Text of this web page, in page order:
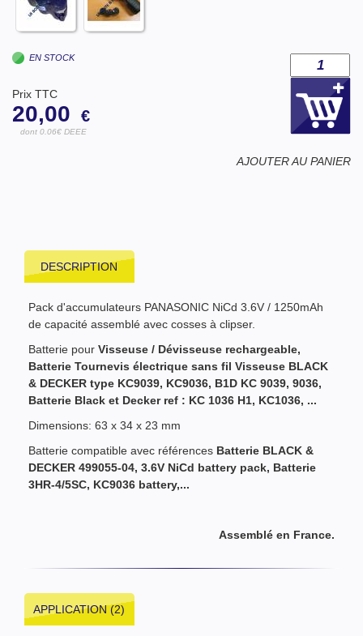
EN STOCK
Prix TTC
20,00 €
dont 0.06€ DEEE
AJOUTER AU PANIER
DESCRIPTION
Pack d'accumulateurs PANASONIC NiCd 3.6V / 1250mAh
de capacité assemblé avec cosses à clipser.
Batterie pour Visseuse / Dévisseuse rechargeable,
Batterie Tournevis électrique sans fil Visseuse BLACK
& DECKER type KC9039, KC9036, B1D KC 9039, 9036,
Batterie Black et Decker ref : KC 1036 H1, KC1036, ...
Dimensions: 63 x 34 x 23 mm
Batterie compatible avec références Batterie BLACK &
DECKER 499055-04, 3.6V NiCd battery pack, Batterie
3HR-4/5SC, KC9036 battery,...
Assemblé en France.
APPLICATION (2)